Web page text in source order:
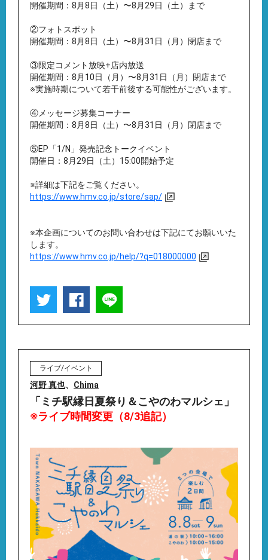
開催期間：8月8日（土）〜8月29日（土）まで
②フォトスポット
開催期間：8月8日（土）〜8月31日（月）閉店まで
③限定コメント放映+店内放送
開催期間：8月10日（月）〜8月31日（月）閉店まで
※実施時期について若干前後する可能性がございます。
④メッセージ募集コーナー
開催期間：8月8日（土）〜8月31日（月）閉店まで
⑤EP「1/N」発売記念トークイベント
開催日：8月29日（土）15:00開始予定
※詳細は下記をご覧ください。
https://www.hmv.co.jp/store/sap/
※本企画についてのお問い合わせは下記にてお願いいた
します。
https://www.hmv.co.jp/help/?q=018000000
ライブ/イベント
河野 真也、 Chima
「ミチ駅縁日夏祭り＆こやのわマルシェ」
※ライブ時間変更（8/3追記）